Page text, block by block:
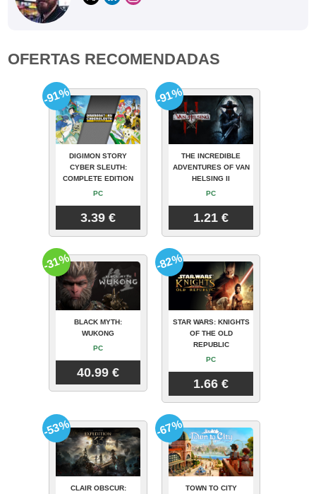
OFERTAS RECOMENDADAS
DIGIMON STORY
CYBER SLEUTH:
COMPLETE EDITION
PC
3.39 €
-91%
THE INCREDIBLE
ADVENTURES OF VAN
HELSING II
PC
1.21 €
-91%
BLACK MYTH:
WUKONG
PC
40.99 €
-31%
STAR WARS: KNIGHTS
OF THE OLD
REPUBLIC
PC
1.66 €
-82%
CLAIR OBSCUR:
-53%
TOWN TO CITY
-67%